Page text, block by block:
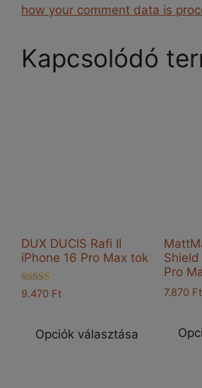
how your comment data is
Kapcsolódó
DUX DUCIS Rafi II
iPhone 16 Pro Max tok
Értékelés:
9.470 Ft
Opciók választása
Pro
7.870 Ft